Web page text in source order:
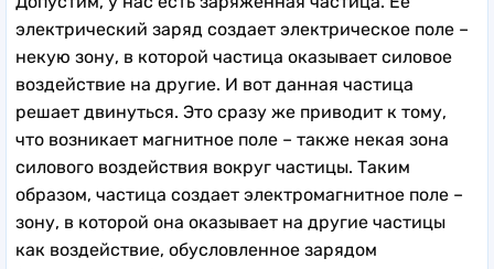
электрический заряд создает электрическое поле –
некую зону, в которой частица оказывает силовое
воздействие на другие. И вот данная частица
решает двинуться. Это сразу же приводит к тому,
что возникает магнитное поле – также некая зона
силового воздействия вокруг частицы. Таким
образом, частица создает электромагнитное поле –
зону, в которой она оказывает на другие частицы
как воздействие, обусловленное зарядом